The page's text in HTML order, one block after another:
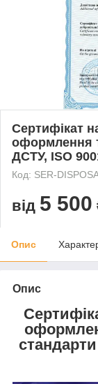
Сертифікат
оформлення
ДСТУ, ISO
Код: SER-
від 5 500
Опис
Опис